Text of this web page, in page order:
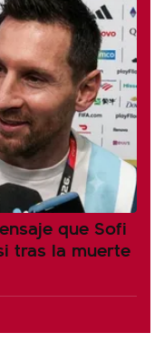
que Sofi
tras la muerte